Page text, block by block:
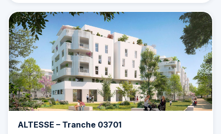
ALTESSE – Tranche 03701